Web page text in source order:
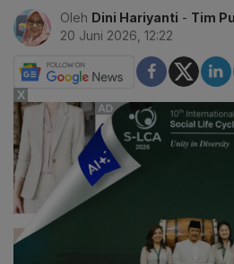
Oleh Dini Hariyanti - Tim
20 Juni 2026, 12:22
X